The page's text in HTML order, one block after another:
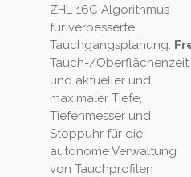
ZHL-16C Algorithmus
für verbesserte
Tauchgangsplanung.
Tauch-/Oberflächenzeit
und aktueller und
maximaler Tiefe,
Tiefenmesser und
Stoppuhr für die
autonome Verwaltung
von Tauchprofilen